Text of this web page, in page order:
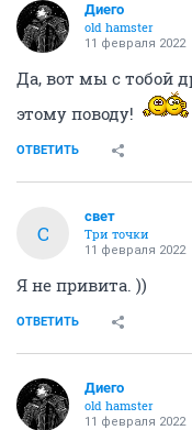
Диего
old hamster
11 февраля 2022
Да, вот мы с тобой
этому поводу!
ОТВЕТИТЬ
С
свет
Три точки
11 февраля 2022
Я не привита. ))
ОТВЕТИТЬ
Диего
old hamster
11 февраля 2022